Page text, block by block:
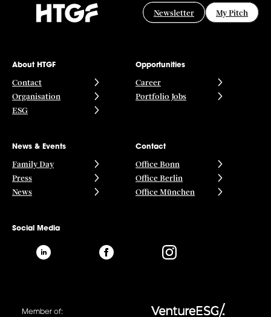
Newsletter My Pitch
About HTGF
Contact
Organisation
ESG
Opportunities
Career
Portfolio Jobs
News & Events
Family Day
Press
News
Contact
Office Bonn
Office Berlin
Office München
Social Media
Member of: